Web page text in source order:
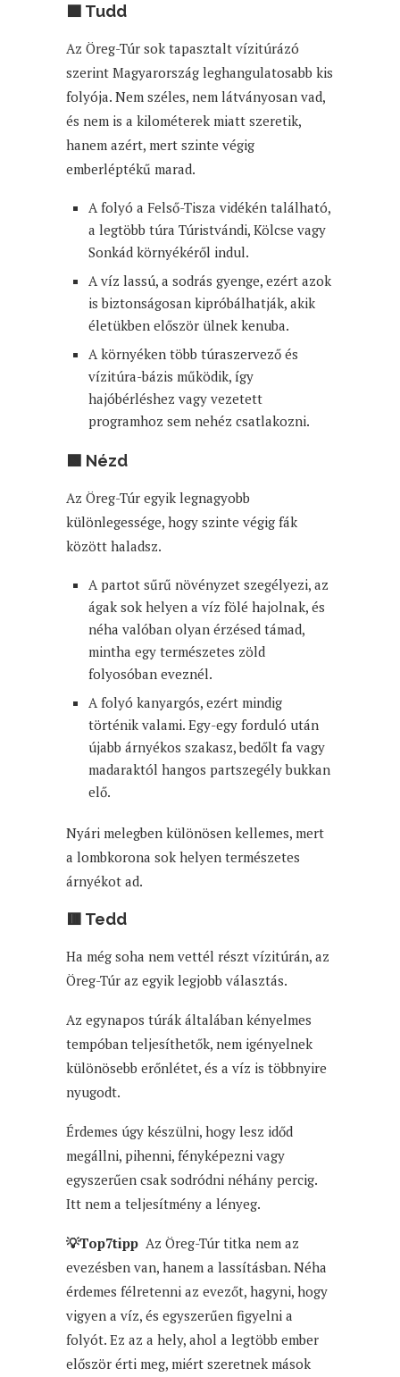
🟦 Tudd
Az Öreg-Túr sok tapasztalt vízitúrázó
szerint Magyarország leghangulatosabb kis
folyója. Nem széles, nem látványosan vad,
és nem is a kilométerek miatt szeretik,
hanem azért, mert szinte végig
emberléptékű marad.
A folyó a Felső-Tisza vidékén található,
a legtöbb túra Túristvándi, Kölcse vagy
Sonkád környékéről indul.
A víz lassú, a sodrás gyenge, ezért azok
is biztonságosan kipróbálhatják, akik
életükben először ülnek kenuba.
A környéken több túraszervező és
vízitúra-bázis működik, így
hajóbérléshez vagy vezetett
programhoz sem nehéz csatlakozni.
🟩 Nézd
Az Öreg-Túr egyik legnagyobb
különlegessége, hogy szinte végig fák
között haladsz.
A partot sűrű növényzet szegélyezi, az
ágak sok helyen a víz fölé hajolnak, és
néha valóban olyan érzésed támad,
mintha egy természetes zöld
folyosóban eveznél.
A folyó kanyargós, ezért mindig
történik valami. Egy-egy forduló után
újabb árnyékos szakasz, bedőlt fa vagy
madaraktól hangos partszegély bukkan
elő.
Nyári melegben különösen kellemes, mert
a lombkorona sok helyen természetes
árnyékot ad.
🟥 Tedd
Ha még soha nem vettél részt vízitúrán, az
Öreg-Túr az egyik legjobb választás.
Az egynapos túrák általában kényelmes
tempóban teljesíthetők, nem igényelnek
különösebb erőnlétet, és a víz is többnyire
nyugodt.
Érdemes úgy készülni, hogy lesz időd
megállni, pihenni, fényképezni vagy
egyszerűen csak sodródni néhány percig.
Itt nem a teljesítmény a lényeg.
💡Top7tipp Az Öreg-Túr titka nem az
evezésben van, hanem a lassításban. Néha
érdemes félretenni az evezőt, hagyni, hogy
vigyen a víz, és egyszerűen figyelni a
folyót. Ez az a hely, ahol a legtöbb ember
először érti meg, miért szeretnek mások